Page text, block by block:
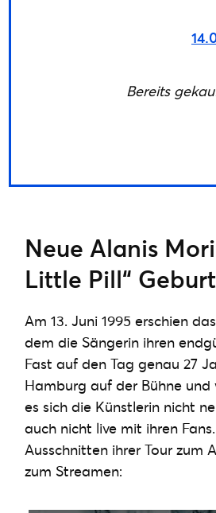
Bereits
Neue Alanis
Little Pill“
Am 13. Juni 1995 erschien
dem die Sängerin ihren
Fast auf den Tag genau 27
Hamburg auf der Bühne
es sich die Künstlerin nicht
auch nicht live mit ihren
Ausschnitten ihrer Tour zum
zum Streamen: